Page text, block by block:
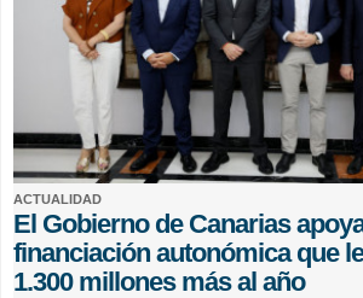
ACTUALIDAD
El Gobierno de Canarias
financiación autonómica que
1.300 millones más al año